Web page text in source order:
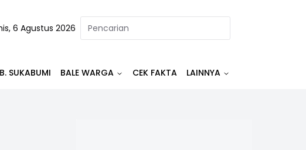
6 Agustus 2026
SUKABUMI BALE WARGA CEK FAKTA LAINNYA